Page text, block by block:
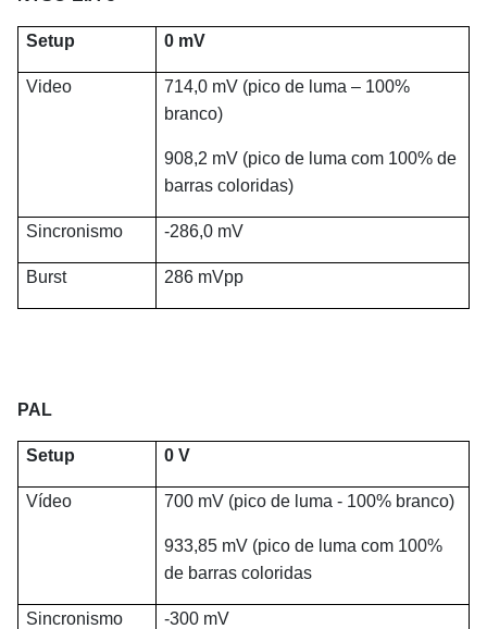
Setup 0 mV
Video
714,0 mV (pico de luma – 100%
branco)
908,2 mV (pico de luma com 100% de
barras coloridas)
Sincronismo -286,0 mV
Burst 286 mVpp
PAL
Setup 0 V
Vídeo 700 mV (pico de luma - 100% branco)
933,85 mV (pico de luma com 100%
de barras coloridas
Sincronismo -300 mV